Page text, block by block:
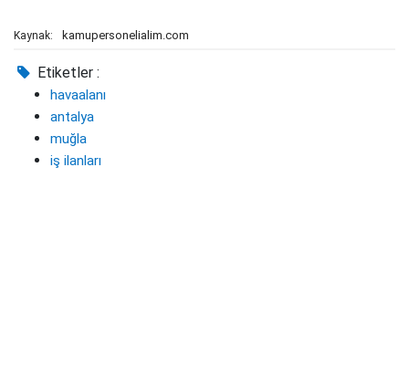
Kaynak: kamupersonelialim.com
Etiketler :
havaalanı
antalya
muğla
iş ilanları